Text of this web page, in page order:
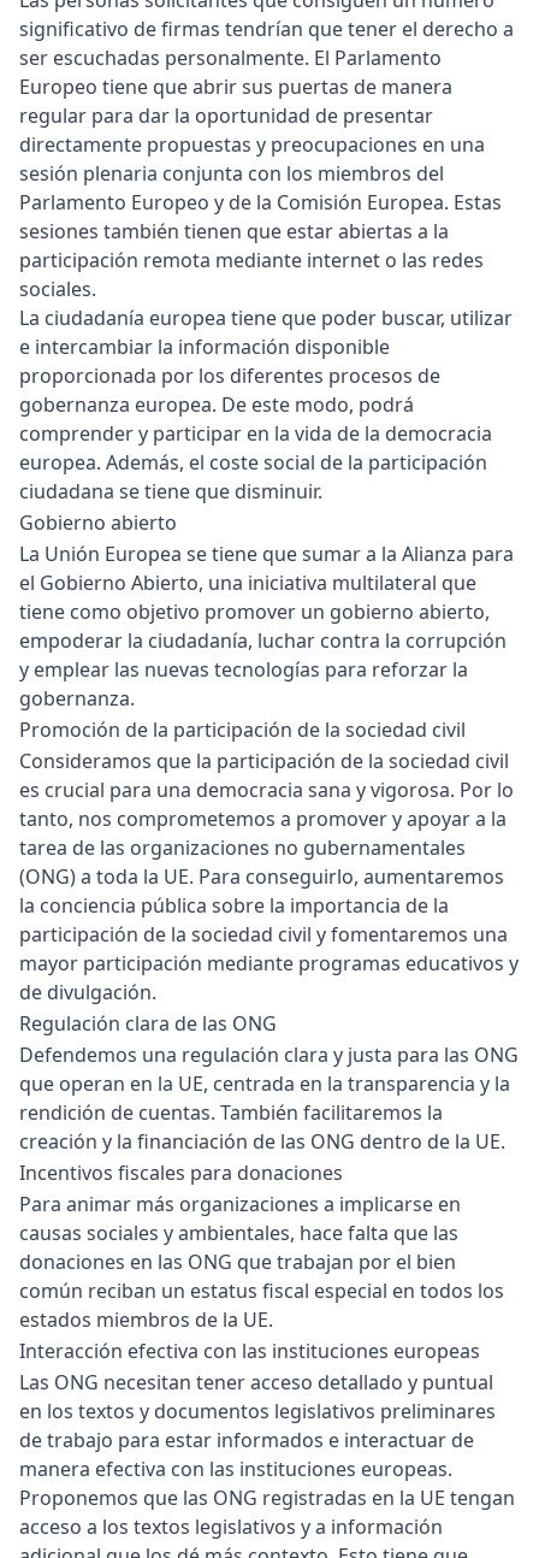
significativo de firmas tendrían que tener el derecho a
ser escuchadas personalmente. El Parlamento
Europeo tiene que abrir sus puertas de manera
regular para dar la oportunidad de presentar
directamente propuestas y preocupaciones en una
sesión plenaria conjunta con los miembros del
Parlamento Europeo y de la Comisión Europea. Estas
sesiones también tienen que estar abiertas a la
participación remota mediante internet o las redes
sociales.
La ciudadanía europea tiene que poder buscar, utilizar
e intercambiar la información disponible
proporcionada por los diferentes procesos de
gobernanza europea. De este modo, podrá
comprender y participar en la vida de la democracia
europea. Además, el coste social de la participación
ciudadana se tiene que disminuir.
Gobierno abierto
La Unión Europea se tiene que sumar a la Alianza para
el Gobierno Abierto, una iniciativa multilateral que
tiene como objetivo promover un gobierno abierto,
empoderar la ciudadanía, luchar contra la corrupción
y emplear las nuevas tecnologías para reforzar la
gobernanza.
Promoción de la participación de la sociedad civil
Consideramos que la participación de la sociedad civil
es crucial para una democracia sana y vigorosa. Por lo
tanto, nos comprometemos a promover y apoyar a la
tarea de las organizaciones no gubernamentales
(ONG) a toda la UE. Para conseguirlo, aumentaremos
la conciencia pública sobre la importancia de la
participación de la sociedad civil y fomentaremos una
mayor participación mediante programas educativos y
de divulgación.
Regulación clara de las ONG
Defendemos una regulación clara y justa para las ONG
que operan en la UE, centrada en la transparencia y la
rendición de cuentas. También facilitaremos la
creación y la financiación de las ONG dentro de la UE.
Incentivos fiscales para donaciones
Para animar más organizaciones a implicarse en
causas sociales y ambientales, hace falta que las
donaciones en las ONG que trabajan por el bien
común reciban un estatus fiscal especial en todos los
estados miembros de la UE.
Interacción efectiva con las instituciones europeas
Las ONG necesitan tener acceso detallado y puntual
en los textos y documentos legislativos preliminares
de trabajo para estar informados e interactuar de
manera efectiva con las instituciones europeas.
Proponemos que las ONG registradas en la UE tengan
acceso a los textos legislativos y a información